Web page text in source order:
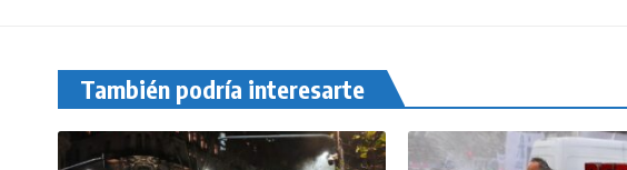
También podría interesarte